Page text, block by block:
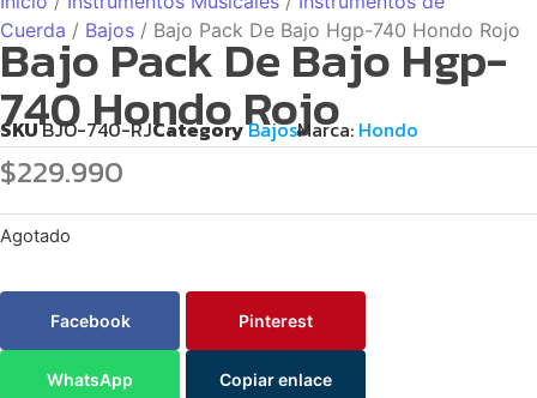
Cuerda / Bajos / Bajo Pack De Bajo Hgp-740 Hondo Rojo
Bajo Pack De Bajo Hgp-
740 Hondo Rojo
SKUBJO-740-RJCategoryBajosMarca: Hondo
$229.990
Agotado
Facebook Pinterest
WhatsApp Copiar enlace